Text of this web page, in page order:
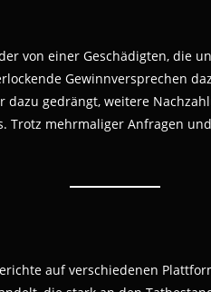
von einer Geschädigten, die
Gewinnversprechen
gedrängt, weitere
Trotz mehrmaliger Anfragen
auf verschiedenen